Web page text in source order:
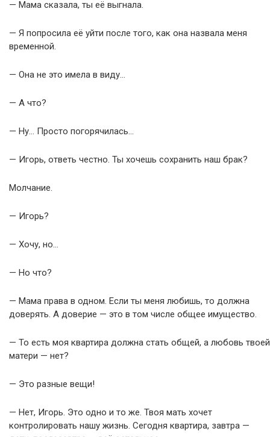
— Мама сказала, ты её выгнала.
— Я попросила её уйти после того, как она назвала меня
временной.
— Она не это имела в виду…
— А что?
— Ну… Просто погорячилась…
— Игорь, ответь честно. Ты хочешь сохранить наш брак?
Молчание.
— Игорь?
— Хочу, но…
— Но что?
— Мама права в одном. Если ты меня любишь, то должна
доверять. А доверие — это в том числе общее имущество.
— То есть моя квартира должна стать общей, а любовь твоей
матери — нет?
— Это разные вещи!
— Нет, Игорь. Это одно и то же. Твоя мать хочет
контролировать нашу жизнь. Сегодня квартира, завтра —